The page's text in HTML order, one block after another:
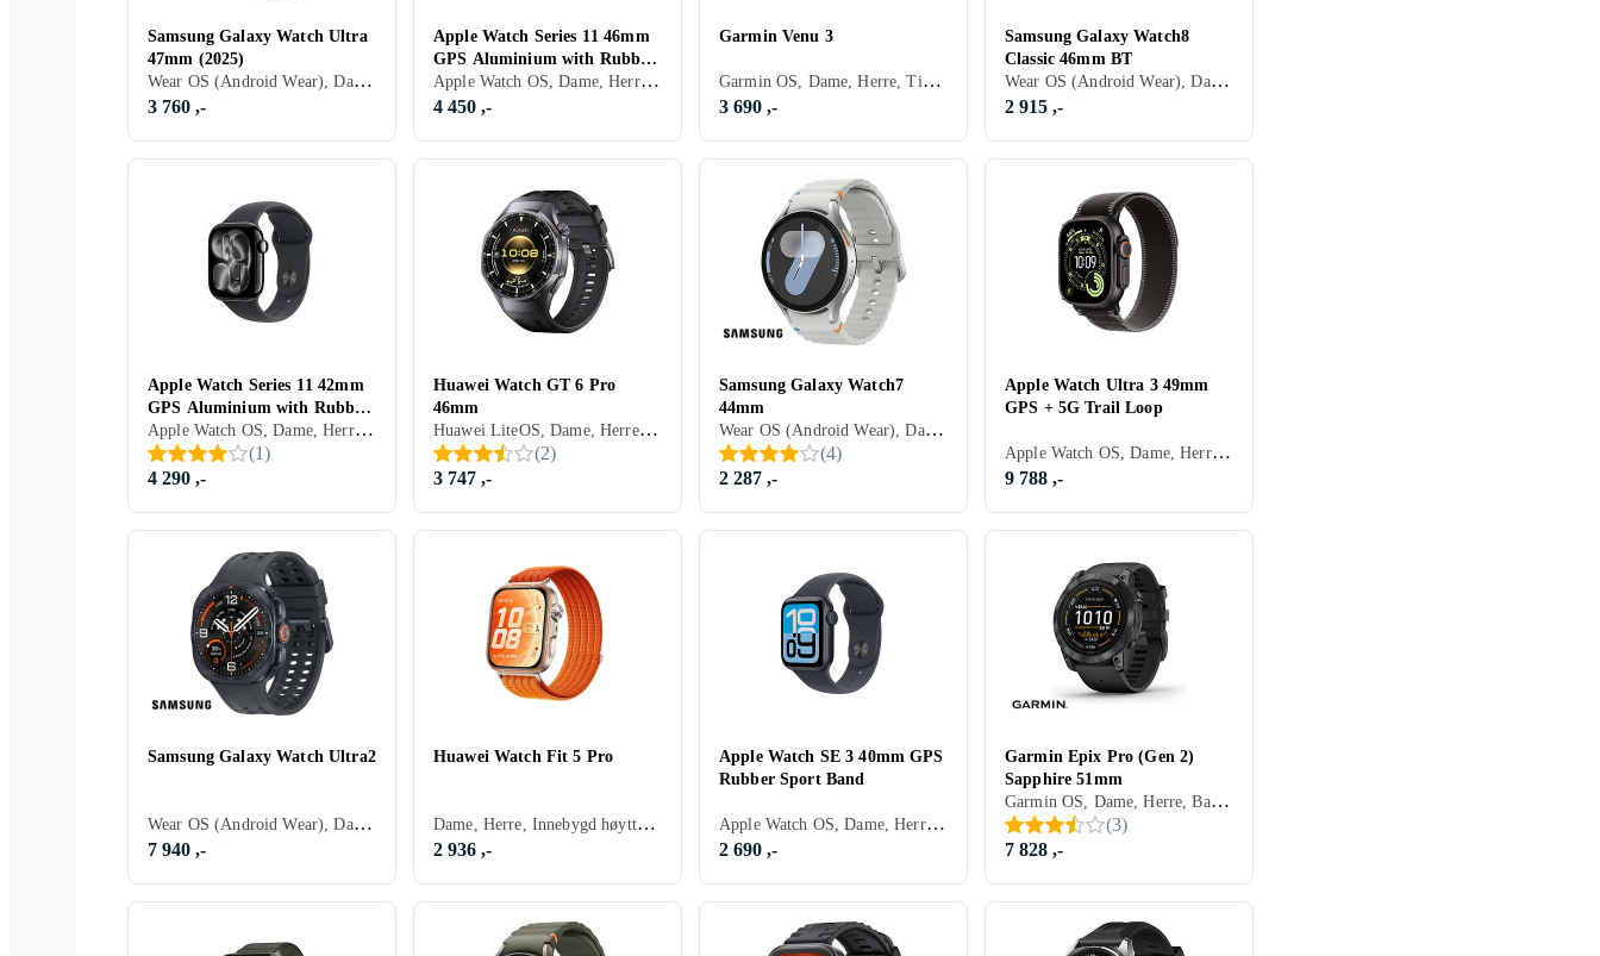
Samsung Galaxy Watch Ultra
47mm (2025)
Wear OS (Android Wear), Dame, Herre, Innebygd høyttaler, Vannavstøtende, Innebygget trådløs lading, Vibrasjonsvarsel., SOS, Innebygd mikrofon, Berøringsskjerm, Fargeskjerm, eSIM, Alltid på skjerm, 2025, Galaxy Watch Ultra, IP68
3 760 ,-
Apple Watch Series 11 46mm
GPS Aluminium with Rubber
Sport Band
Apple Watch OS, Dame, Herre, Timer, Innebygd høyttaler, Vannavstøtende, Innebygget trådløs lading, Vibrasjonsvarsel., SOS, Innebygd mikrofon, Berøringsskjerm, Fargeskjerm, Vanntett, Alltid på skjerm, 2025, Apple Watch Series 11, IPX6
4 450 ,-
Garmin Venu 3
Garmin OS, Dame, Herre, Timer, Innebygd høyttaler, Vannavstøtende, ANT+, Innebygget trådløs lading, Vibrasjonsvarsel., Innebygd mikrofon, Berøringsskjerm, Fargeskjerm, 2023, Garmin Venu
3 690 ,-
Samsung Galaxy Watch8
Classic 46mm BT
Wear OS (Android Wear), Dame, Herre, Innebygd høyttaler, Vannavstøtende, Innebygget trådløs lading, Vibrasjonsvarsel., SOS, Innebygd mikrofon, Berøringsskjerm, Fargeskjerm, Innebygd urverk (hybrid), Alltid på skjerm, 2025, Galaxy Watch 8, IP68
2 915 ,-
Apple Watch Series 11 42mm
GPS Aluminium with Rubber
Sport Band
Apple Watch OS, Dame, Herre, Timer, Innebygd høyttaler, Vannavstøtende, Innebygget trådløs lading, Vibrasjonsvarsel., SOS, Innebygd mikrofon, Berøringsskjerm, Fargeskjerm, Vanntett, Alltid på skjerm, 2025, Apple Watch Series 11, IPX6
(1)
4 290 ,-
Huawei Watch GT 6 Pro
46mm
Huawei LiteOS, Dame, Herre, Timer, Innebygd høyttaler, Vannavstøtende, Innebygget trådløs lading, Vibrasjonsvarsel., Innebygd mikrofon, Berøringsskjerm, Fargeskjerm, Alltid på skjerm, 2025, Huawei Watch GT 5 Pro, IP68
(2)
3 747 ,-
Samsung Galaxy Watch7
44mm
Wear OS (Android Wear), Dame, Herre, Innebygd høyttaler, Vannavstøtende, Innebygget trådløs lading, Vibrasjonsvarsel., Innebygd mikrofon, Berøringsskjerm, Alltid på skjerm, 2024, Galaxy Watch 7, IP68
(4)
2 287 ,-
Apple Watch Ultra 3 49mm
GPS + 5G Trail Loop
Apple Watch OS, Dame, Herre, Timer, Innebygd høyttaler, Vannavstøtende, Innebygget trådløs lading, Vibrasjonsvarsel., SOS, Innebygd mikrofon, Berøringsskjerm, Fargeskjerm, eSIM, Vanntett, Alltid på skjerm, 2025, Apple Watch Ultra 3, IPX6
9 788 ,-
Samsung Galaxy Watch Ultra2
Wear OS (Android Wear), Dame, Herre, Timer, Innebygd høyttaler, Værrapportering, Vannavstøtende, Innebygget trådløs lading, Vibrasjonsvarsel., SOS, Innebygd mikrofon, Berøringsskjerm, Fargeskjerm, eSIM, Vanntett, Alltid på skjerm, Motstandsdyktig mot riper på skjerm, 2026, Galaxy Watch Ultra 2, IP68
7 940 ,-
Huawei Watch Fit 5 Pro
Dame, Herre, Innebygd høyttaler, Vannavstøtende, Innebygget trådløs lading, Innebygd mikrofon, Berøringsskjerm, Fargeskjerm, Alltid på skjerm, Motstandsdyktig mot riper på skjerm, 2026, Huawei Watch Fit, IPX6
2 936 ,-
Apple Watch SE 3 40mm GPS
Rubber Sport Band
Apple Watch OS, Dame, Herre, Timer, Innebygd høyttaler, Vannavstøtende, Innebygget trådløs lading, Vibrasjonsvarsel., SOS, Innebygd mikrofon, Berøringsskjerm, Fargeskjerm, Vanntett, Alltid på skjerm, 2025, Apple Watch SE 3
2 690 ,-
Garmin Epix Pro (Gen 2)
Sapphire 51mm
Garmin OS, Dame, Herre, Barn, Timer, Vannavstøtende, Vibrasjonsvarsel., Berøringsskjerm, Fargeskjerm, Alltid på skjerm, 2023
(3)
7 828 ,-